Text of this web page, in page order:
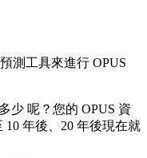
測工具來進行 OPUS
少 呢？您的 OPUS 資
10 年後、20 年後現在就